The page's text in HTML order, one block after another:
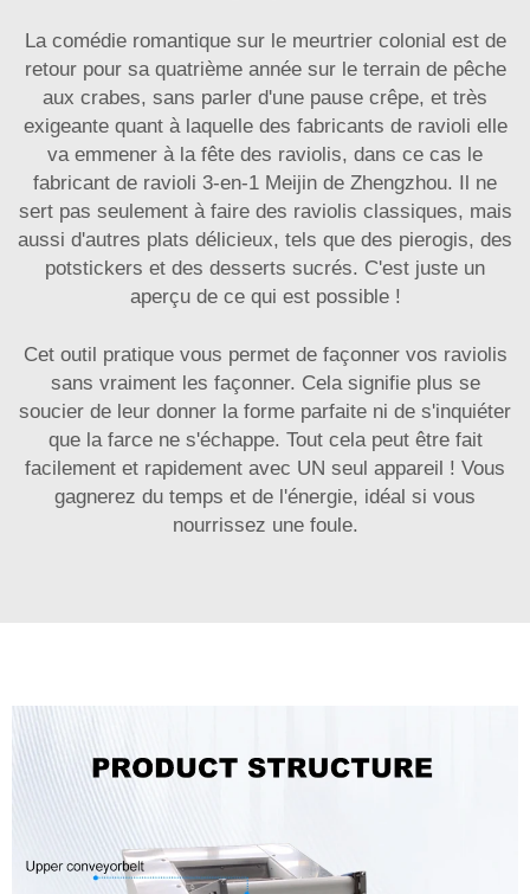
La comédie romantique sur le meurtrier colonial est de
retour pour sa quatrième année sur le terrain de pêche
aux crabes, sans parler d'une pause crêpe, et très
exigeante quant à laquelle des fabricants de ravioli elle
va emmener à la fête des raviolis, dans ce cas le
fabricant de ravioli 3-en-1 Meijin de Zhengzhou. Il ne
sert pas seulement à faire des raviolis classiques, mais
aussi d'autres plats délicieux, tels que des pierogis, des
potstickers et des desserts sucrés. C'est juste un
aperçu de ce qui est possible !
Cet outil pratique vous permet de façonner vos raviolis
sans vraiment les façonner. Cela signifie plus se
soucier de leur donner la forme parfaite ni de s'inquiéter
que la farce ne s'échappe. Tout cela peut être fait
facilement et rapidement avec UN seul appareil ! Vous
gagnerez du temps et de l'énergie, idéal si vous
nourrissez une foule.